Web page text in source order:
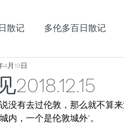
散记 多伦多百日散记
》
世界将向何处去 成都
2018.12.15
4月19日
没有去过伦敦，那么就不算
内，一个是伦敦城外"。